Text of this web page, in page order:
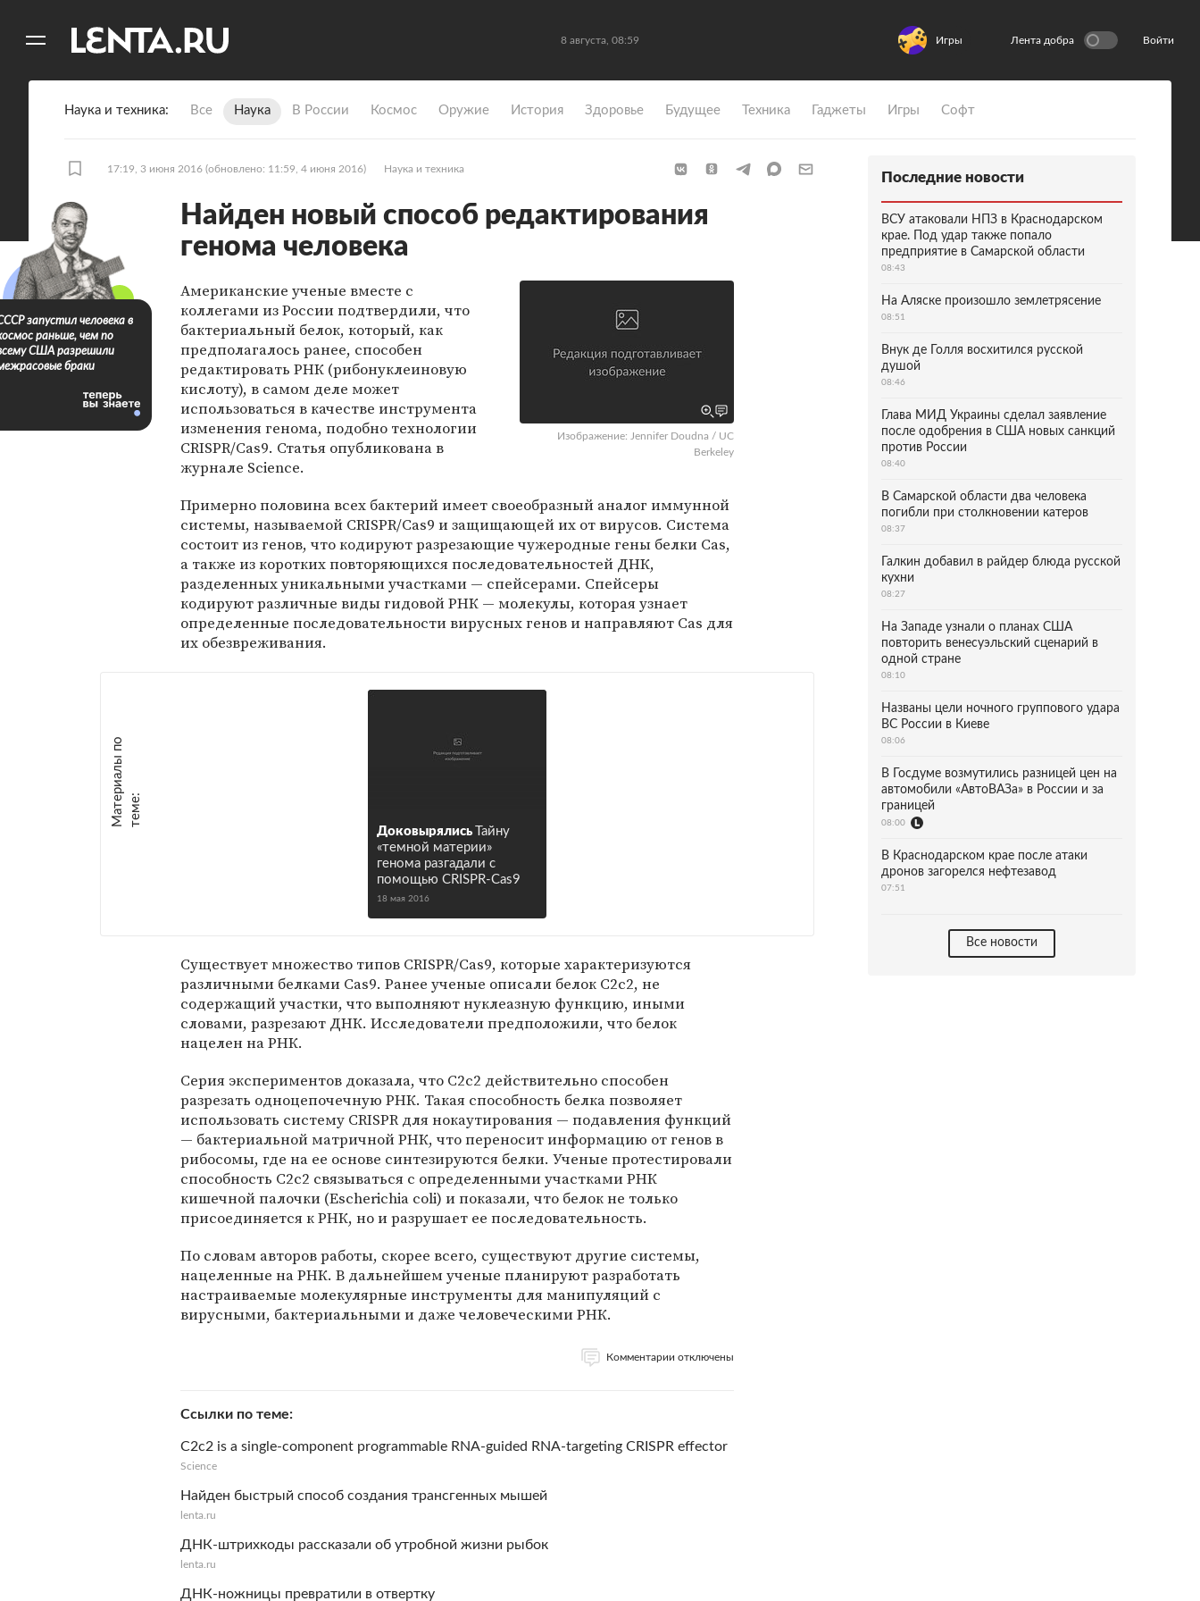
8 августа, 08:59 Игры Лента добра Войти
Наука и техника Все Наука В России Космос Оружие История Здоровье Будущее Техника Гаджеты Игры Софт
17:19, 3 июня 2016 (обновлено: 11:59, 4 июня 2016) Наука и техника
Найден новый способ редактирования
генома человека
Изображение: Jennifer Doudna / UC
Berkeley
Американские ученые вместе с
коллегами из России подтвердили, что
бактериальный белок, который, как
предполагалось ранее, способен
редактировать РНК (рибонуклеиновую
кислоту), в самом деле может
использоваться в качестве инструмента
изменения генома, подобно технологии
CRISPR/Cas9. Статья опубликована в
журнале Science.
Примерно половина всех бактерий имеет своеобразный аналог иммунной
системы, называемой CRISPR/Cas9 и защищающей их от вирусов. Система
состоит из генов, что кодируют разрезающие чужеродные гены белки Cas,
а также из коротких повторяющихся последовательностей ДНК,
разделенных уникальными участками — спейсерами. Спейсеры
кодируют различные виды гидовой РНК — молекулы, которая узнает
определенные последовательности вирусных генов и направляют Cas для
их обезвреживания.
М
а
т е
р
и
а
л
ы
п
о
т
е
м
е :
Доковырялись
Тайну
«темной материи»
генома разгадали с
помощью CRISPR-Саs9
18 мая 2016
Существует множество типов CRISPR/Cas9, которые характеризуются
различными белками Cas9. Ранее ученые описали белок C2c2, не
содержащий участки, что выполняют нуклеазную функцию, иными
словами, разрезают ДНК. Исследователи предположили, что белок
нацелен на РНК.
Серия экспериментов доказала, что C2c2 действительно способен
разрезать одноцепочечную РНК. Такая способность белка позволяет
использовать систему CRISPR для нокаутирования — подавления функций
— бактериальной матричной РНК, что переносит информацию от генов в
рибосомы, где на ее основе синтезируются белки. Ученые протестировали
способность C2c2 связываться с определенными участками РНК
кишечной палочки (Escherichia coli) и показали, что белок не только
присоединяется к РНК, но и разрушает ее последовательность.
По словам авторов работы, скорее всего, существуют другие системы,
нацеленные на РНК. В дальнейшем ученые планируют разработать
настраиваемые молекулярные инструменты для манипуляций с
вирусными, бактериальными и даже человеческими РНК.
Комментарии отключены
Ссылки по теме
C2c2 is a single-component programmable RNA-guided RNA-targeting CRISPR effector
Science
Найден быстрый способ создания трансгенных мышей
lenta.ru
ДНК-штрихкоды рассказали об утробной жизни рыбок
lenta.ru
ДНК-ножницы превратили в отвертку
запустил человека в
раньше, чем по
США разрешили
браки
Последние новости
ВСУ атаковали НПЗ в Краснодарском
крае. Под удар также попало
предприятие в Самарской области
08:43
На Аляске произошло землетрясение
08:51
Внук де Голля восхитился русской
душой
08:46
Глава МИД Украины сделал заявление
после одобрения в США новых санкций
против России
08:40
В Самарской области два человека
погибли при столкновении катеров
08:37
Галкин добавил в райдер блюда русской
кухни
08:27
На Западе узнали о планах США
повторить венесуэльский сценарий в
одной стране
08:10
Названы цели ночного группового удара
ВС России в Киеве
08:06
В Госдуме возмутились разницей цен на
автомобили «АвтоВАЗа» в России и за
границей
08:00
В Краснодарском крае после атаки
дронов загорелся нефтезавод
07:51
Все новости